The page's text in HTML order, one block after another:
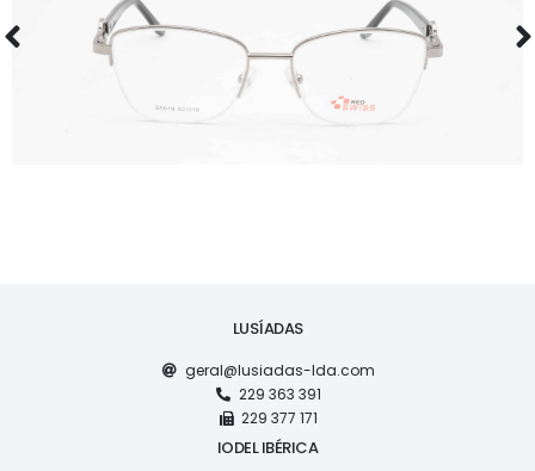
LUSÍADAS
geral@lusiadas-lda.com
229 363 391
229 377 171
IODEL IBÉRICA